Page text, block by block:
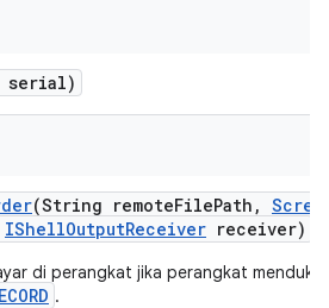
serial)
(String remoteFilePath ,
IShellOutputReceiver receiver)
di perangkat jika perangkat
.